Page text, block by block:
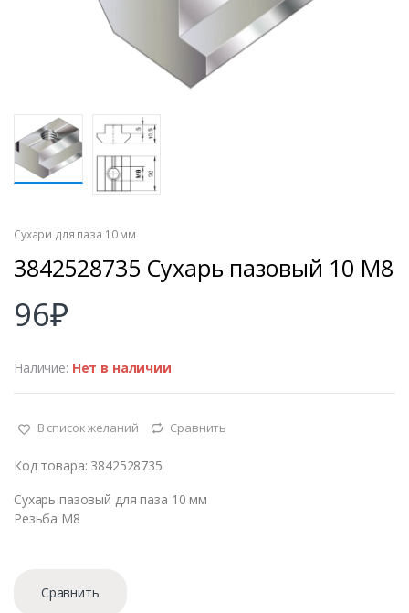
Сухари для паза 10 мм
3842528735 Сухарь пазовый 10 М8
96₽
Наличие: Нет в наличии
В список желаний Сравнить
Код товара: 3842528735
Сухарь пазовый для паза 10 мм
Резьба М8
Сравнить